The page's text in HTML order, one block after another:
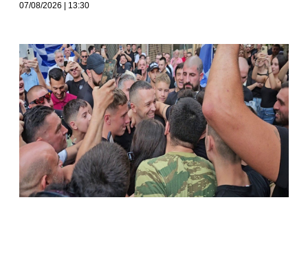
07/08/2026 13:30